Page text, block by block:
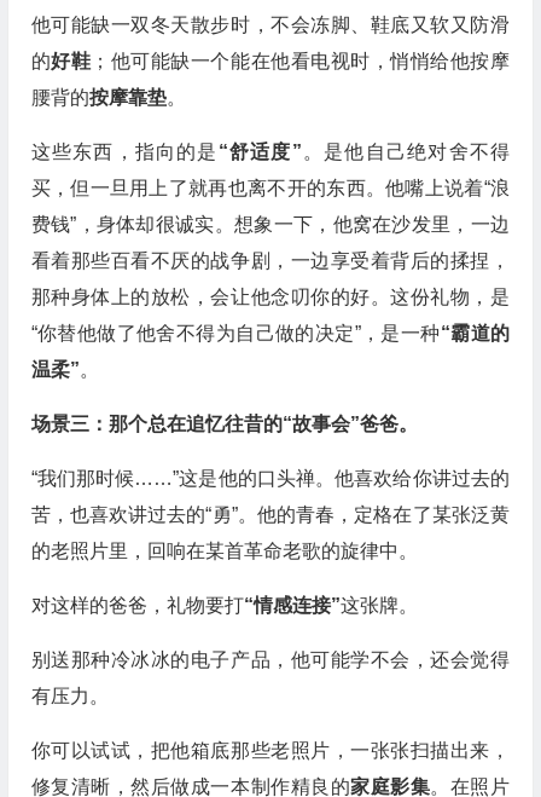
他可能缺一双冬天散步时，不会冻脚、鞋底又软又防滑
的好鞋 ；他可能缺一个能在他看电视时，悄悄给他按摩
腰背的按摩靠垫。
这些东西，指向的是 “舒适度” 。是他自己绝对舍不得
买，但一旦用上了就再也离不开的东西。他嘴上说着“浪
费钱”，身体却很诚实。想象一下，他窝在沙发里，一边
看着那些百看不厌的战争剧，一边享受着背后的揉捏，
那种身体上的放松，会让他念叨你的好。这份礼物，是
“你替他做了他舍不得为自己做的决定”，是一种“霸道的
温柔”。
场景三：那个总在追忆往昔的“故事会”爸爸。
“我们那时候……”这是他的口头禅。他喜欢给你讲过去的
苦，也喜欢讲过去的“勇”。他的青春，定格在了某张泛黄
的老照片里，回响在某首革命老歌的旋律中。
对这样的爸爸，礼物要打“情感连接”这张牌。
别送那种冷冰冰的电子产品，他可能学不会，还会觉得
有压力。
你可以试试，把他箱底那些老照片，一张张扫描出来，
修复清晰，然后做成一本制作精良的家庭影集。在照片